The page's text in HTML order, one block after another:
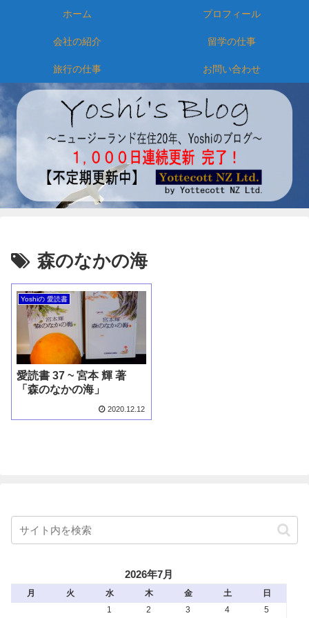
ホーム プロフィール
会社の紹介 留学の仕事
旅行の仕事 お問い合わせ
森のなかの海
Yoshiの 愛読書
愛読書 37 ~ 宮本 輝 著
「森のなかの海」
2020.12.12
2026年7月
月 火 水 木 金 土
日
1
2 3 4 5